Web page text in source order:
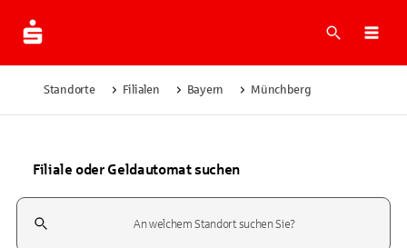
Suche
Standorte Filialen Bayern Münchberg
Filiale oder Geldautomat suchen
Suchfeld